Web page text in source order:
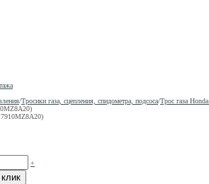
/Тросики газа, сцепления, спидометра, подсоса/Трос газа
+